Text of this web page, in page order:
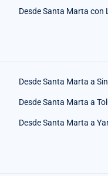
Desde Santa Marta con
Desde Santa Marta a
Desde Santa Marta a
Desde Santa Marta a